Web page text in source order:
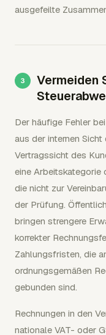
ausgefeilte
Vermeiden
Der häufige Fehler
aus der internen
Vertragssicht des
eine Arbeitskategorie
die nicht zur
der Prüfung.
bringen strengere
korrekter
Zahlungsfristen, die
ordnungsgemäßen
gebunden sind.
Rechnungen in den
nationale VAT- oder